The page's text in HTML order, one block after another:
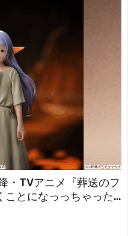
・TVアニメ『葬送のフ
とになっっちゃった